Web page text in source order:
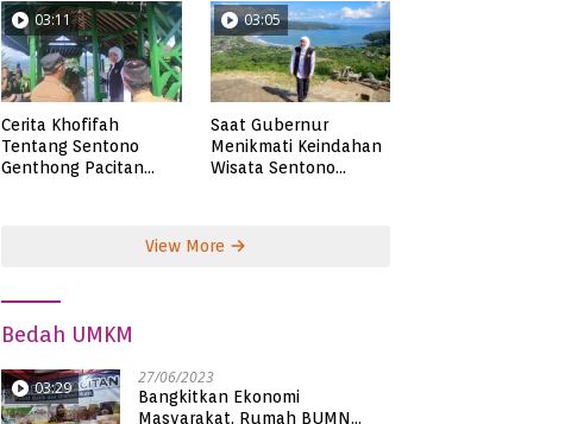
Pangasan?
03:11
Cerita Khofifah
Tentang Sentono
Genthong Pacitan
03:05
Saat Gubernur
Menikmati Keindahan
Wisata Sentono
View More
Bedah UMKM
03:29 27/06/2023
Bangkitkan Ekonomi
Masyarakat, Rumah BUMN